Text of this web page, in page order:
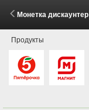
Монетка дискаунтер
Продукты